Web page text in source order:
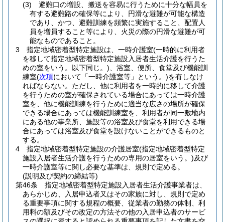
(3)
避難口の増設、搬送を容易に行うために十分な幅員を
有する避難路の確保等により、円滑な避難が可能な構造
であり、かつ、避難訓練を頻繁に実施すること、配置人
員を増員すること等により、火災の際の円滑な避難が可
能なものであること。
3
指定地域密着型特定施設は、一時介護室(一時的に利用者
を移して指定地域密着型特定施設入居者生活介護を行うた
めの室をいう。以下同じ。) 、浴室、便所、食堂及び機能訓
練室(次項において「一時介護室等」という。)を有しなけ
ればならない。 ただし、他に利用者を一時的に移して介護
を行うための室が確保されている場合にあっては一時介護
室を、他に機能訓練を行うために適当な広さの場所が確保
できる場合にあっては機能訓練室を、利用者が同一敷地内
にある他の事業所、施設等の浴室及び食堂を利用できる場
合にあっては浴室及び食堂を設けないことができるものと
する。
4
指定地域密着型特定施設の介護居室(指定地域密着型特定
施設入居者生活介護を行うための専用の居室をいう。)及び
一時介護室等に関し必要な基準は、規則で定める。
(説明及び契約の締結等)
第46条
指定地域密着型特定施設入居者生活介護事業者は、
あらかじめ、入居申込者又はその家族に対し、規則で定め
る重要事項に関する規程の概要、従業者の勤務の体制、利
用料の額及びその改定の方法その他の入居申込者のサービ